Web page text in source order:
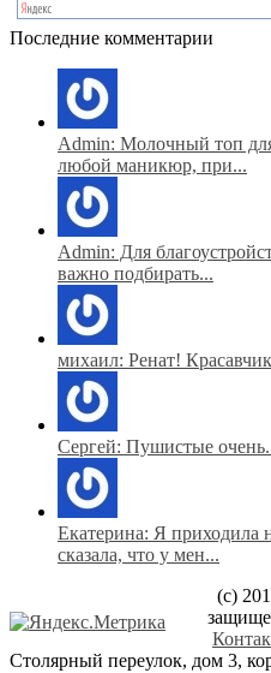
Последние комментарии
Admin: Молочный топ
любой маникюр, при...
Admin: Для
важно подбирать...
михаил: Ренат!
Сергей: Пушистые
Екатерина: Я приходила
сказала, что у мен...
(c)
Столярный переулок, дом 3,